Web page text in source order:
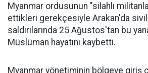
Myanmar ordusunun "silahlı
ettikleri gerekçesiyle Arakan'da
saldırılarında 25 Ağustos'tan bu
Müslüman hayatını kaybetti.
Myanmar yönetiminin bölgeye giriş